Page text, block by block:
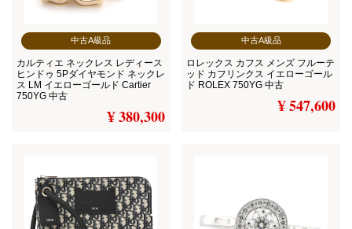
中古A級品
カルティエ ネックレス レディース
ヒンドゥ 5Pダイヤモンド ネックレ
ス LM イエローゴールド Cartier
750YG 中古
¥ 380,300
中古A級品
ロレックス カフス メンズ フルーテ
ッド カフリンクス イエローゴール
ド ROLEX 750YG 中古
¥ 547,600